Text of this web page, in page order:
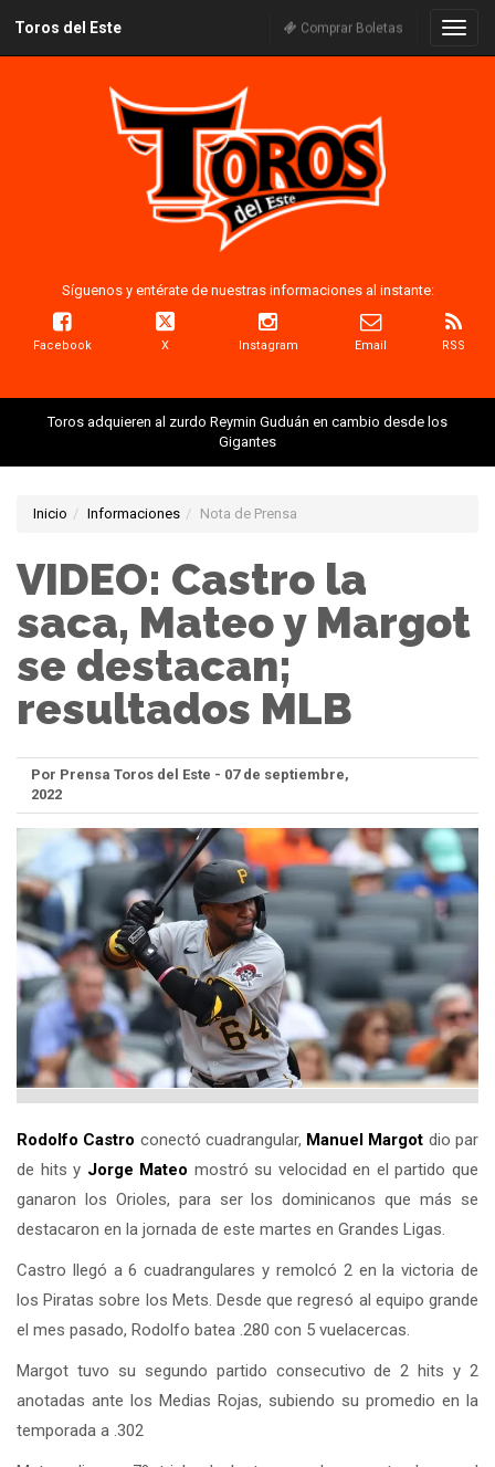
Toros del Este Comprar Boletas
Síguenos y entérate de nuestras informaciones al instante:
Facebook X Instagram Email RSS
Toros adquieren al zurdo Reymin Guduán en cambio desde los
Gigantes
Inicio Informaciones Nota de Prensa
VIDEO: Castro la
saca, Mateo y Margot
se destacan;
resultados MLB
Por Prensa Toros del Este - 07 de septiembre,
2022
Rodolfo Castro conectó cuadrangular, Manuel Margot dio par
de hits y Jorge Mateo mostró su velocidad en el partido que
ganaron los Orioles, para ser los dominicanos que más se
destacaron en la jornada de este martes en Grandes Ligas.
Castro llegó a 6 cuadrangulares y remolcó 2 en la victoria de
los Piratas sobre los Mets. Desde que regresó al equipo grande
el mes pasado, Rodolfo batea .280 con 5 vuelacercas.
Margot tuvo su segundo partido consecutivo de 2 hits y 2
anotadas ante los Medias Rojas, subiendo su promedio en la
temporada a .302